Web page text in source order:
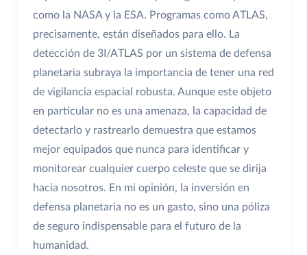
como la NASA y la ESA. Programas como ATLAS,
precisamente, están diseñados para ello. La
detección de 3I/ATLAS por un sistema de defensa
planetaria subraya la importancia de tener una red
de vigilancia espacial robusta. Aunque este objeto
en particular no es una amenaza, la capacidad de
detectarlo y rastrearlo demuestra que estamos
mejor equipados que nunca para identificar y
monitorear cualquier cuerpo celeste que se dirija
hacia nosotros. En mi opinión, la inversión en
defensa planetaria no es un gasto, sino una póliza
de seguro indispensable para el futuro de la
humanidad.